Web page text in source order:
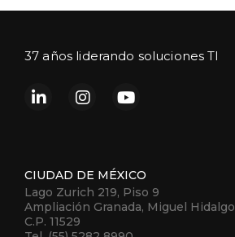
37 años liderando soluciones TI
CIUDAD DE MÉXICO
Lago Zurich 219, Piso 9
Ampliación Granada, Miguel Hidalgo
C.P. 11529